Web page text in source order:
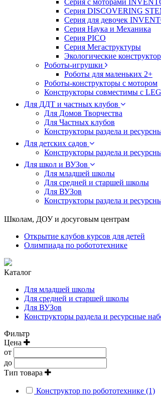
Серия с моторами
Серия DISCOVERING
Серия для девочек
Серия Наука и Механика
Серия PICO
Серия Мегаструктуры
Экологические
Роботы-игрушки
Роботы для маленьких 2+
Роботы-конструкторы с мотором
Конструкторы совместимы с
Для ДДТ и частных клубов
Для Домов Творчества
Для Частных клубов
Конструкторы раздела и
Для детских садов
Конструкторы раздела и
Для школ и ВУЗов
Для младшей школы
Для средней и старшей школы
Для ВУЗов
Конструкторы раздела и
Школам, ДОУ и досуговым центрам
Открытие клубов курсов для детей
Олимпиада по робототехнике
Каталог
Для младшей школы
Для средней и старшей школы
Для ВУЗов
Конструкторы раздела и ресурсные
Фильтр
Цена
от
до
Тип товара
Конструктор по робототехнике (1)